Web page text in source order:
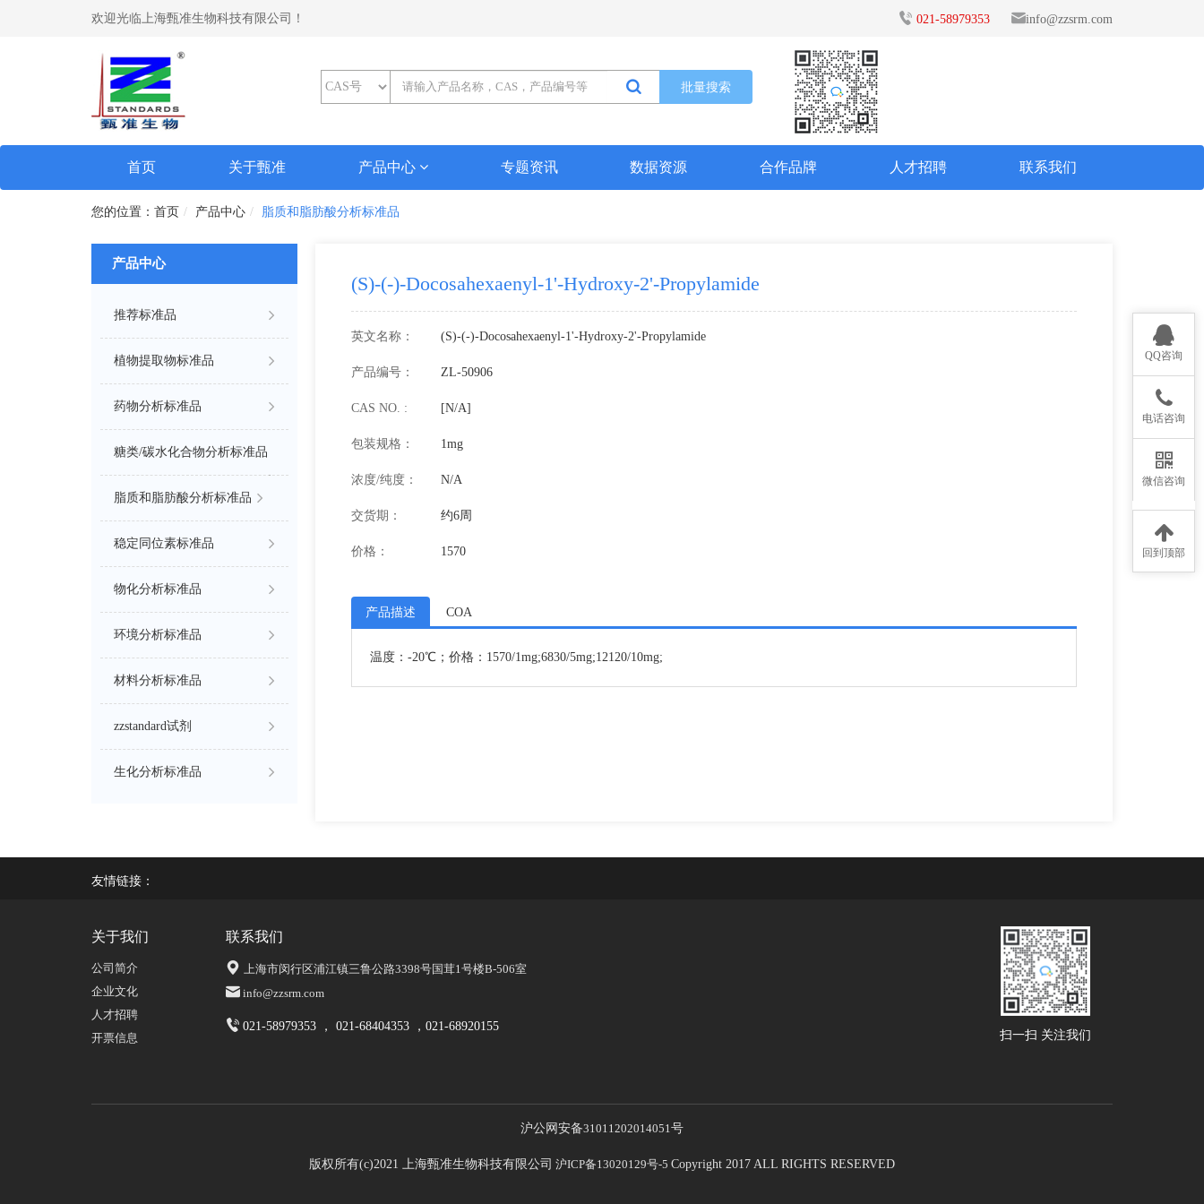
欢迎光临上海甄准生物科技有限公司！ 021-58979353 info@zzsrm.com
批量搜索
首页(current) 关于甄准 产品中心 专题资讯 数据资源 合作品牌 人才招聘 联系我们
首页 产品中心 脂质和脂肪酸分析标准品
产品中心
推荐标准品
植物提取物标准品
药物分析标准品
糖类/碳水化合物分析标准品
脂质和脂肪酸分析标准品
稳定同位素标准品
物化分析标准品
环境分析标准品
材料分析标准品
zzstandard试剂
生化分析标准品
(S)-(-)-Docosahexaenyl-1'-Hydroxy-2'-Propylamide
英文名称： (S)-(-)-Docosahexaenyl-1'-Hydroxy-2'-Propylamide
产品编号： ZL-50906
CAS NO. : [N/A]
包装规格： 1mg
浓度/纯度： N/A
交货期： 约6周
价格： 1570
产品描述 COA
温度：-20℃；价格：1570/1mg;6830/5mg;12120/10mg;
友情链接：
关于我们
公司简介
企业文化
人才招聘
开票信息
联系我们
上海市闵行区浦江镇三鲁公路3398号国茸1号楼B-506室
info@zzsrm.com
021-58979353 ， 021-68404353 ，021-68920155
扫一扫 关注我们
沪公网安备31011202014051号
版权所有(c)2021 上海甄准生物科技有限公司 沪ICP备13020129号-5 Copyright 2017 ALL RIGHTS RESERVED
QQ咨询
电话咨询
微信咨询
回到顶部